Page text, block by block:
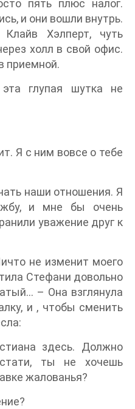
пять плюс налог.
и они вошли внутрь.
Хэлперт, чуть
холл в свой офис.
приемной.
глупая шутка не
Я с ним вовсе о тебе
наши отношения. Я
и мне бы очень
уважение друг к
не изменит моего
Стефани довольно
– Она взглянула
и , чтобы сменить
здесь. Должно
ты не хочешь
жалованья?